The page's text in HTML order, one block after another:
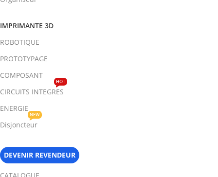
IMPRIMANTE 3D
ROBOTIQUE
PROTOTYPAGE
COMPOSANT
CIRCUITS INTEGRES
HOT
ENERGIE
Disjoncteur
NEW
DEVENIR REVENDEUR